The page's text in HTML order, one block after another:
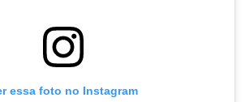
essa foto no Instagram